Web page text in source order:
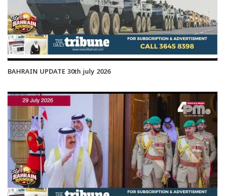
BAHRAIN UPDATE 30th july 2026